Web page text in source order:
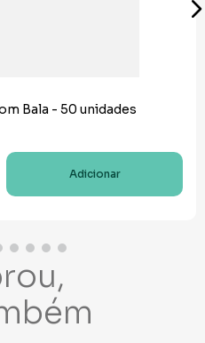
Bala - 50 unidades
Adicionar